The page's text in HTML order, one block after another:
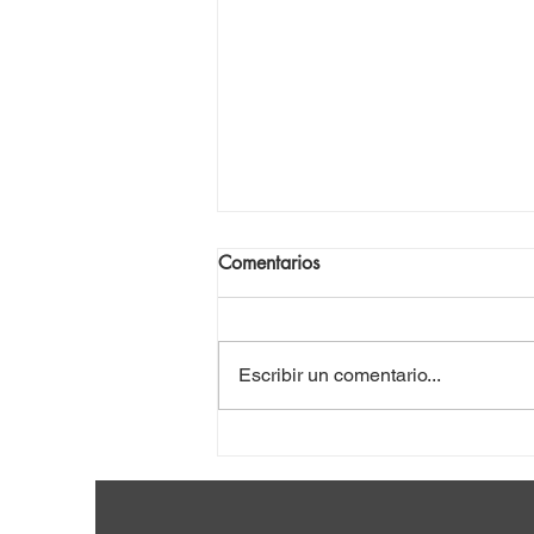
rescatado del olvido [de Haití]
Comentarios
Escribir un comentario...